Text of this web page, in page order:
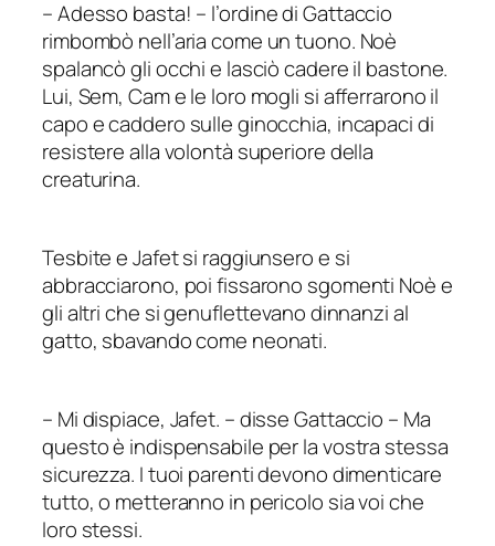
–Adesso basta! – l’ordine di Gattaccio
rimbombò nell’aria come un tuono. Noè
spalancò gli occhi e lasciò cadere il bastone.
Lui, Sem, Cam e le loro mogli si afferrarono il
capo e caddero sulle ginocchia, incapaci di
resistere alla volontà superiore della
creaturina.
Tesbite e Jafet si raggiunsero e si
abbracciarono, poi fissarono sgomenti Noè e
gli altri che si genuflettevano dinnanzi al
gatto, sbavando come neonati.
– Mi dispiace, Jafet. –disse Gattaccio – Ma
questo è indispensabile per la vostra stessa
sicurezza. I tuoi parenti devono dimenticare
tutto, o metteranno in pericolo sia voi che
loro stessi.